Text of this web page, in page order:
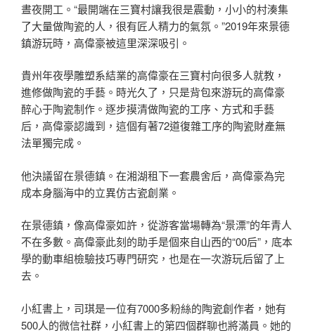
晝夜開工。“最開端在三寶村讓我很是震動，小小的村湊集
了大量做陶瓷的人，很有匠人精力的氣氛。”2019年來景德
鎮游玩時，高偉豪被這里深深吸引。
貴州年夜學雕塑系結業的高偉豪在三寶村向很多人就教，
進修做陶瓷的手藝。時光久了，只是背包來游玩的高偉豪
醉心于陶瓷制作。逐步摸清做陶瓷的工序、方式和手藝
后，高偉豪認識到，這個有著72道復雜工序的陶瓷財產無
法單獨完成。
他決議留在景德鎮。在湘湖租下一套農舍后，高偉豪為完
成本身腦海中的立異仿古瓷創業。
在景德鎮，像高偉豪如許，從游客當場轉為“景漂”的年青人
不在多數。高偉豪此刻的助手是個來自山西的“00后”，底本
學的動車組檢驗技巧專門研究，也是在一次游玩后留了上
去。
小紅書上，司琪是一位有7000多粉絲的陶瓷創作者，她有
500人的微信社群，小紅書上的第四個群聊也將滿員。她的